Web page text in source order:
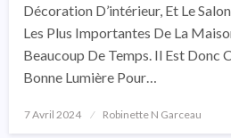
Décoration D’intérieur, Et Le Salon
Les Plus Importantes De La
Beaucoup De Temps. Il Est Donc
Bonne Lumière Pour…
Posted
7 Avril 2024 Robinette N Garceau